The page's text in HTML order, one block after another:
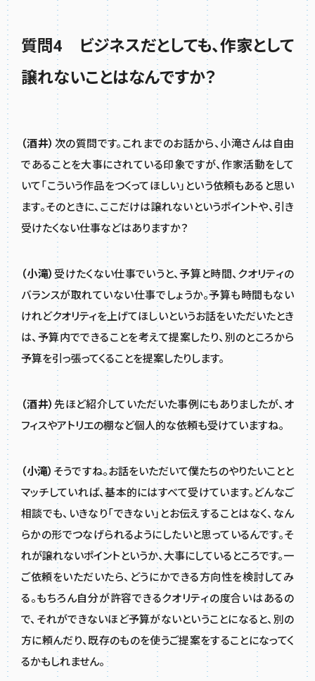
質問4 ビジネスだとしても、作家として
譲れないことはなんですか？
（酒井） 次の質問です。これまでのお話から、小滝さんは自由
であることを大事にされている印象ですが、作家活動をして
いて「こういう作品をつくってほしい」という依頼もあると思い
ます。そのときに、ここだけは譲れないというポイントや、引き
受けたくない仕事などはありますか？
（小滝） 受けたくない仕事でいうと、予算と時間、クオリティの
バランスが取れていない仕事でしょうか。予算も時間もない
けれどクオリティを上げてほしいというお話をいただいたとき
は、予算内でできることを考えて提案したり、別のところから
予算を引っ張ってくることを提案したりします。
（酒井）先ほど紹介していただいた事例にもありましたが、オ
フィスやアトリエの棚など個人的な依頼も受けていますね。
（小滝） そうですね。お話をいただいて僕たちのやりたいことと
マッチしていれば、基本的にはすべて受けています。どんなご
相談でも、いきなり「できない」とお伝えすることはなく、なん
らかの形でつなげられるようにしたいと思っているんです。そ
れが譲れないポイントというか、大事にしているところです。一
ご依頼をいただいたら、どうにかできる方向性を検討してみ
る。もちろん自分が許容できるクオリティの度合いはあるの
で、それができないほど予算がないということになると、別の
方に頼んだり、既存のものを使うご提案をすることになってく
るかもしれません。